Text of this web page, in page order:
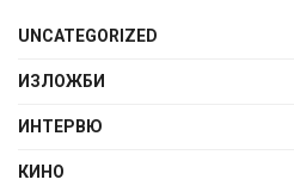
UNCATEGORIZED
ИЗЛОЖБИ
ИНТЕРВЮ
КИНО